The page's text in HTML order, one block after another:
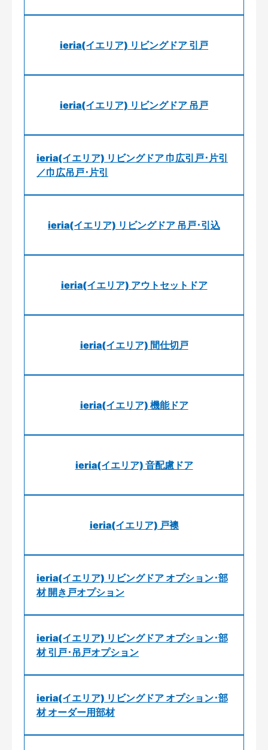
ieria(イエリア) リビングドア 引戸
ieria(イエリア) リビングドア 吊戸
ieria(イエリア) リビングドア 巾広引戸･片引
／巾広吊戸･片引
ieria(イエリア) リビングドア 吊戸･引込
ieria(イエリア) アウトセットドア
ieria(イエリア) 間仕切戸
ieria(イエリア) 機能ドア
ieria(イエリア) 音配慮ドア
ieria(イエリア) 戸襖
ieria(イエリア) リビングドア オプション･部
材 開き戸オプション
ieria(イエリア) リビングドア オプション･部
材 引戸･吊戸オプション
ieria(イエリア) リビングドア オプション･部
材 オーダー用部材